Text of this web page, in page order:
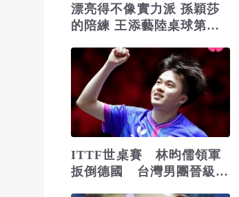
漂亮得不像實力派 孫穎莎
的陪練 王添藝陸桌球第一
ITTF世桌賽 林昀儒領軍
扳倒德國 台灣男團晉級32